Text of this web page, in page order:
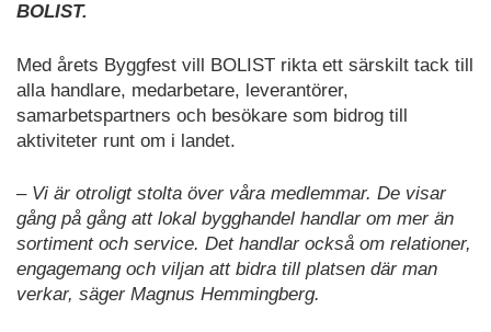
BOLIST.
Med årets Byggfest vill BOLIST rikta ett särskilt tack till
alla handlare, medarbetare, leverantörer,
samarbetspartners och besökare som bidrog till
aktiviteter runt om i landet.
– Vi är otroligt stolta över våra medlemmar. De visar
gång på gång att lokal bygghandel handlar om mer än
sortiment och service. Det handlar också om relationer,
engagemang och viljan att bidra till platsen där man
verkar, säger Magnus Hemmingberg.